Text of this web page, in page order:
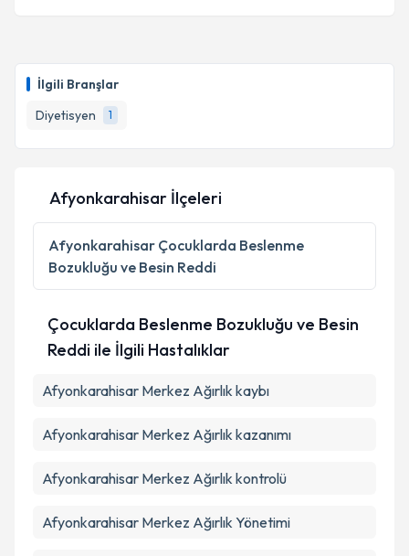
İlgili Branşlar
Diyetisyen
1
Afyonkarahisar İlçeleri
Afyonkarahisar Çocuklarda Beslenme
Bozukluğu ve Besin Reddi
Çocuklarda Beslenme Bozukluğu ve Besin
Reddi ile İlgili Hastalıklar
Afyonkarahisar Merkez Ağırlık kaybı
Afyonkarahisar Merkez Ağırlık kazanımı
Afyonkarahisar Merkez Ağırlık kontrolü
Afyonkarahisar Merkez Ağırlık Yönetimi